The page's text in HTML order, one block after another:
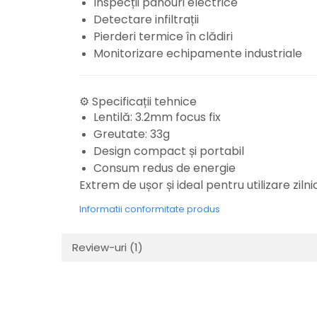
Detectare infiltrații
Pierderi termice în clădiri
Monitorizare echipamente industriale
⚙️ Specificații tehnice
Lentilă: 3.2mm focus fix
Greutate: 33g
Design compact și portabil
Consum redus de energie
Extrem de ușor și ideal pentru utilizare
Informatii conformitate produs
Review-uri (1)